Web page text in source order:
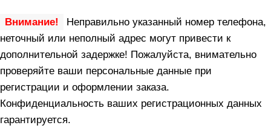
Внимание!
Неправильно указанный номер телефона,
неточный или неполный адрес могут привести к
дополнительной задержке! Пожалуйста, внимательно
проверяйте ваши персональные данные при
регистрации и оформлении заказа.
Конфиденциальность ваших регистрационных данных
гарантируется.